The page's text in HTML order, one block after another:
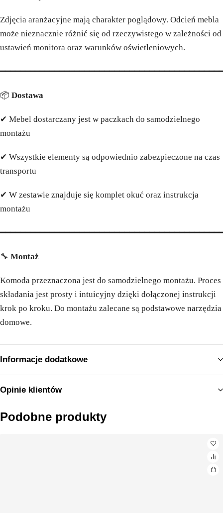
Zdjęcia aranżacyjne mają charakter poglądowy. Odcień mebla
może nieznacznie różnić się od rzeczywistego w zależności od
ustawień monitora oraz warunków oświetleniowych.
📦 Dostawa
✔ Mebel dostarczany jest w paczkach do samodzielnego
montażu
✔ Wszystkie elementy są odpowiednio zabezpieczone na czas
transportu
✔ W zestawie znajduje się komplet okuć oraz instrukcja
montażu
🔧 Montaż
Komoda przeznaczona jest do samodzielnego montażu. Proces
składania jest prosty i intuicyjny dzięki dołączonej instrukcji
krok po kroku. Do montażu zalecane są podstawowe narzędzia
domowe.
Informacje dodatkowe
Opinie klientów
Podobne produkty